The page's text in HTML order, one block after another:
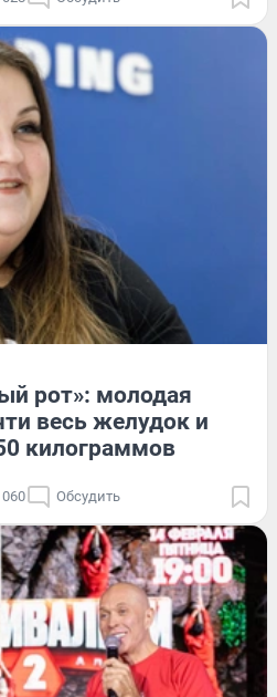
рот»: молодая
весь желудок и
килограммов
060 Обсудить